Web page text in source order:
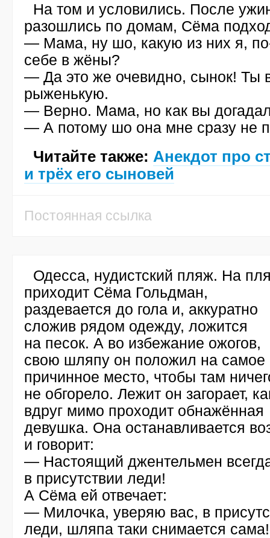
На том и условились. После
разошлись по домам, Сёма
— Мама, ну шо, какую из них я,
себе в жёны?
— Да это же очевидно, сынок! Ты
рыженькую.
— Верно. Мама, но как вы
— А потому шо она мне сразу не
Читайте также: Анекдот про
и трёх его сыновей
Постоянная ссылка
Одесса, нудистский пляж. На
приходит Сёма Гольдман,
раздевается до гола и, аккуратно
сложив рядом одежду, ложится
на песок. А во избежание ожогов,
свою шляпу он положил на самое
причинное место, чтобы там
не обгорело. Лежит он загорает,
вдруг мимо проходит обнажённая
девушка. Она останавливается
и говорит:
— Настоящий джентельмен
в присутствии леди!
А Сёма ей отвечает:
— Милочка, уверяю вас, в
леди, шляпа таки снимается сама!